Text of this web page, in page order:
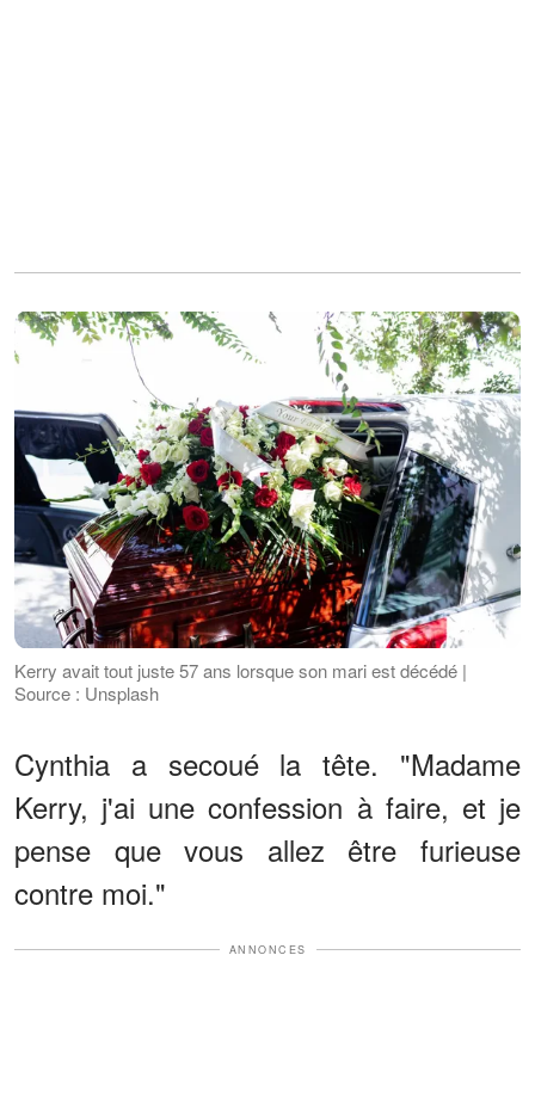
Kerry avait tout juste 57 ans lorsque son mari est décédé |
Source : Unsplash
Cynthia a secoué la tête. "Madame
Kerry, j'ai une confession à faire, et je
pense que vous allez être furieuse
contre moi."
ANNONCES